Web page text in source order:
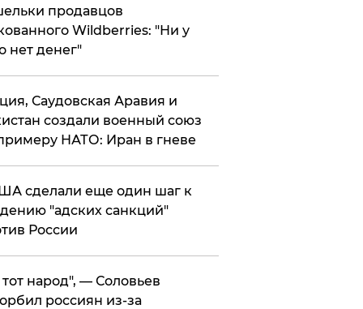
продавцов
Wildberries: "Ни у
нет денег"
Саудовская Аравия и
создали военный союз
НАТО: Иран в гневе
сделали еще один шаг к
"адских санкций"
России
народ", — Соловьев
россиян из-за